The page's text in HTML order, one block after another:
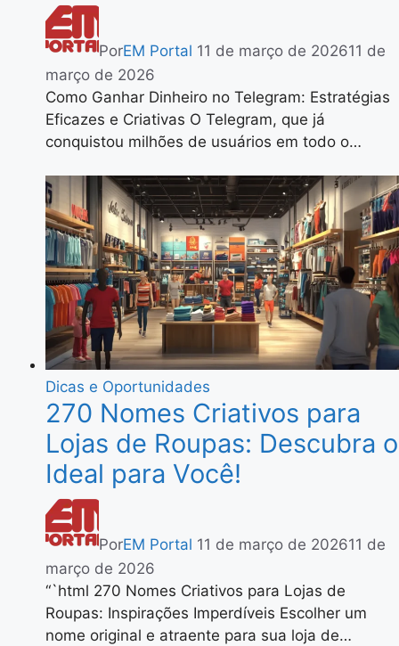
PorEM Portal 11 de março de 202611 de
março de 2026
Como Ganhar Dinheiro no Telegram: Estratégias
Eficazes e Criativas O Telegram, que já
conquistou milhões de usuários em todo o…
Dicas e Oportunidades
270 Nomes Criativos para
Lojas de Roupas: Descubra o
Ideal para Você!
PorEM Portal 11 de março de 202611 de
março de 2026
“`html 270 Nomes Criativos para Lojas de
Roupas: Inspirações Imperdíveis Escolher um
nome original e atraente para sua loja de…